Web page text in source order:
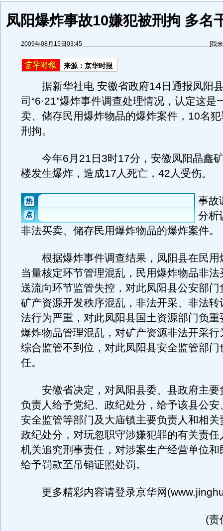
凤阳爆炸事故10嫌犯被刑拘 多名
2009年08月15日03:45 [我
来源： 京华时报
据新华社电 安徽省政府14日通报凤阳
司“6·21”爆炸事件调查处理情况，认定这是
卖、储存民用爆炸物品的爆炸案件，10名
刑拘。
今年6月21日3时17分，安徽凤阳晶鑫
楼发生爆炸，造成17人死亡，42人受伤。
事故
分析
非法买卖、储存民用爆炸物品的爆炸案件。
根据爆炸事件调查结果，凤阳县在民用
当量核定环节管理混乱，民用爆炸物品非
送流向环节监管失控，对此凤阳县公安部门
矿产资源开发秩序混乱，非法开采、非法转
法行为严重，对此凤阳县国土资源部门负重
爆炸物品管理混乱，对矿产资源非法开采行
综合监管不到位，对此凤阳县安全监管部门
任。
安徽省决定，对凤阳县委、县政府主要
负责人给予党纪、政纪处分，给予该县公安
安全监管等部门及大庙镇主要负责人和相关
政纪处分，对玩忽职守涉嫌犯罪的有关责任
机关追究刑事责任，对涉案生产经营单位和
给予罚款至吊销证照处罚。
更多精彩内容请登录京华网
(责